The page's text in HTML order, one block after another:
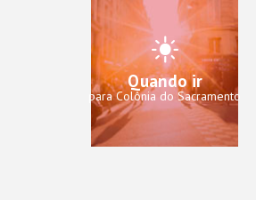
Quando ir
para Colônia do Sacramento